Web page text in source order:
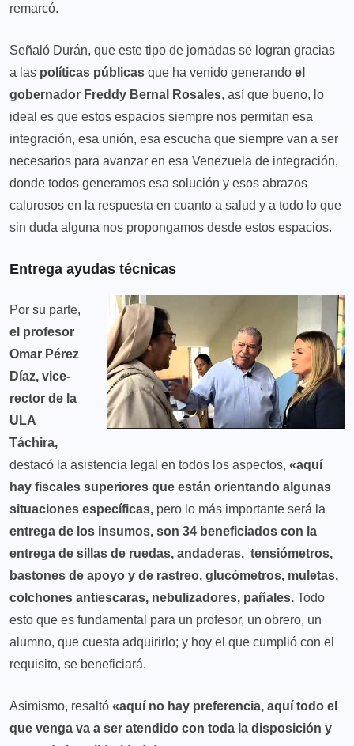
remarcó.
Señaló Durán, que este tipo de jornadas se logran gracias
a las políticas públicas que ha venido generando el
gobernador Freddy Bernal Rosales, así que bueno, lo
ideal es que estos espacios siempre nos permitan esa
integración, esa unión, esa escucha que siempre van a ser
necesarios para avanzar en esa Venezuela de integración,
donde todos generamos esa solución y esos abrazos
calurosos en la respuesta en cuanto a salud y a todo lo que
sin duda alguna nos propongamos desde estos espacios.
Entrega ayudas técnicas
Por su parte,
el profesor
Omar Pérez
Díaz, vice-
rector de la
ULA
Táchira,
destacó la asistencia legal en todos los aspectos, «aquí
hay fiscales superiores que están orientando algunas
situaciones específicas, pero lo más importante será la
entrega de los insumos, son 34 beneficiados con la
entrega de sillas de ruedas, andaderas, tensiómetros,
bastones de apoyo y de rastreo, glucómetros, muletas,
colchones antiescaras, nebulizadores, pañales. Todo
esto que es fundamental para un profesor, un obrero, un
alumno, que cuesta adquirirlo; y hoy el que cumplió con el
requisito, se beneficiará.
Asimismo, resaltó «aquí no hay preferencia, aquí todo el
que venga va a ser atendido con toda la disposición y